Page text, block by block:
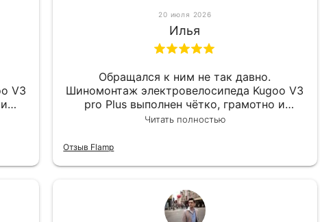
V3
20 июля 2026
Илья
Обращался к ним не так давно.
Шиномонтаж электровелосипеда Kugoo V3
pro Plus выполнен чётко, грамотно и
квалифицированно. Всё сделано
Читать полностью
Отзыв Flamp